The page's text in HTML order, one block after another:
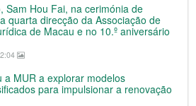
Sam Hou Fai, na cerimónia de
quarta direcção da Associação de
de Macau e no 10.º aniversário
a MUR a explorar modelos
para impulsionar a renovação